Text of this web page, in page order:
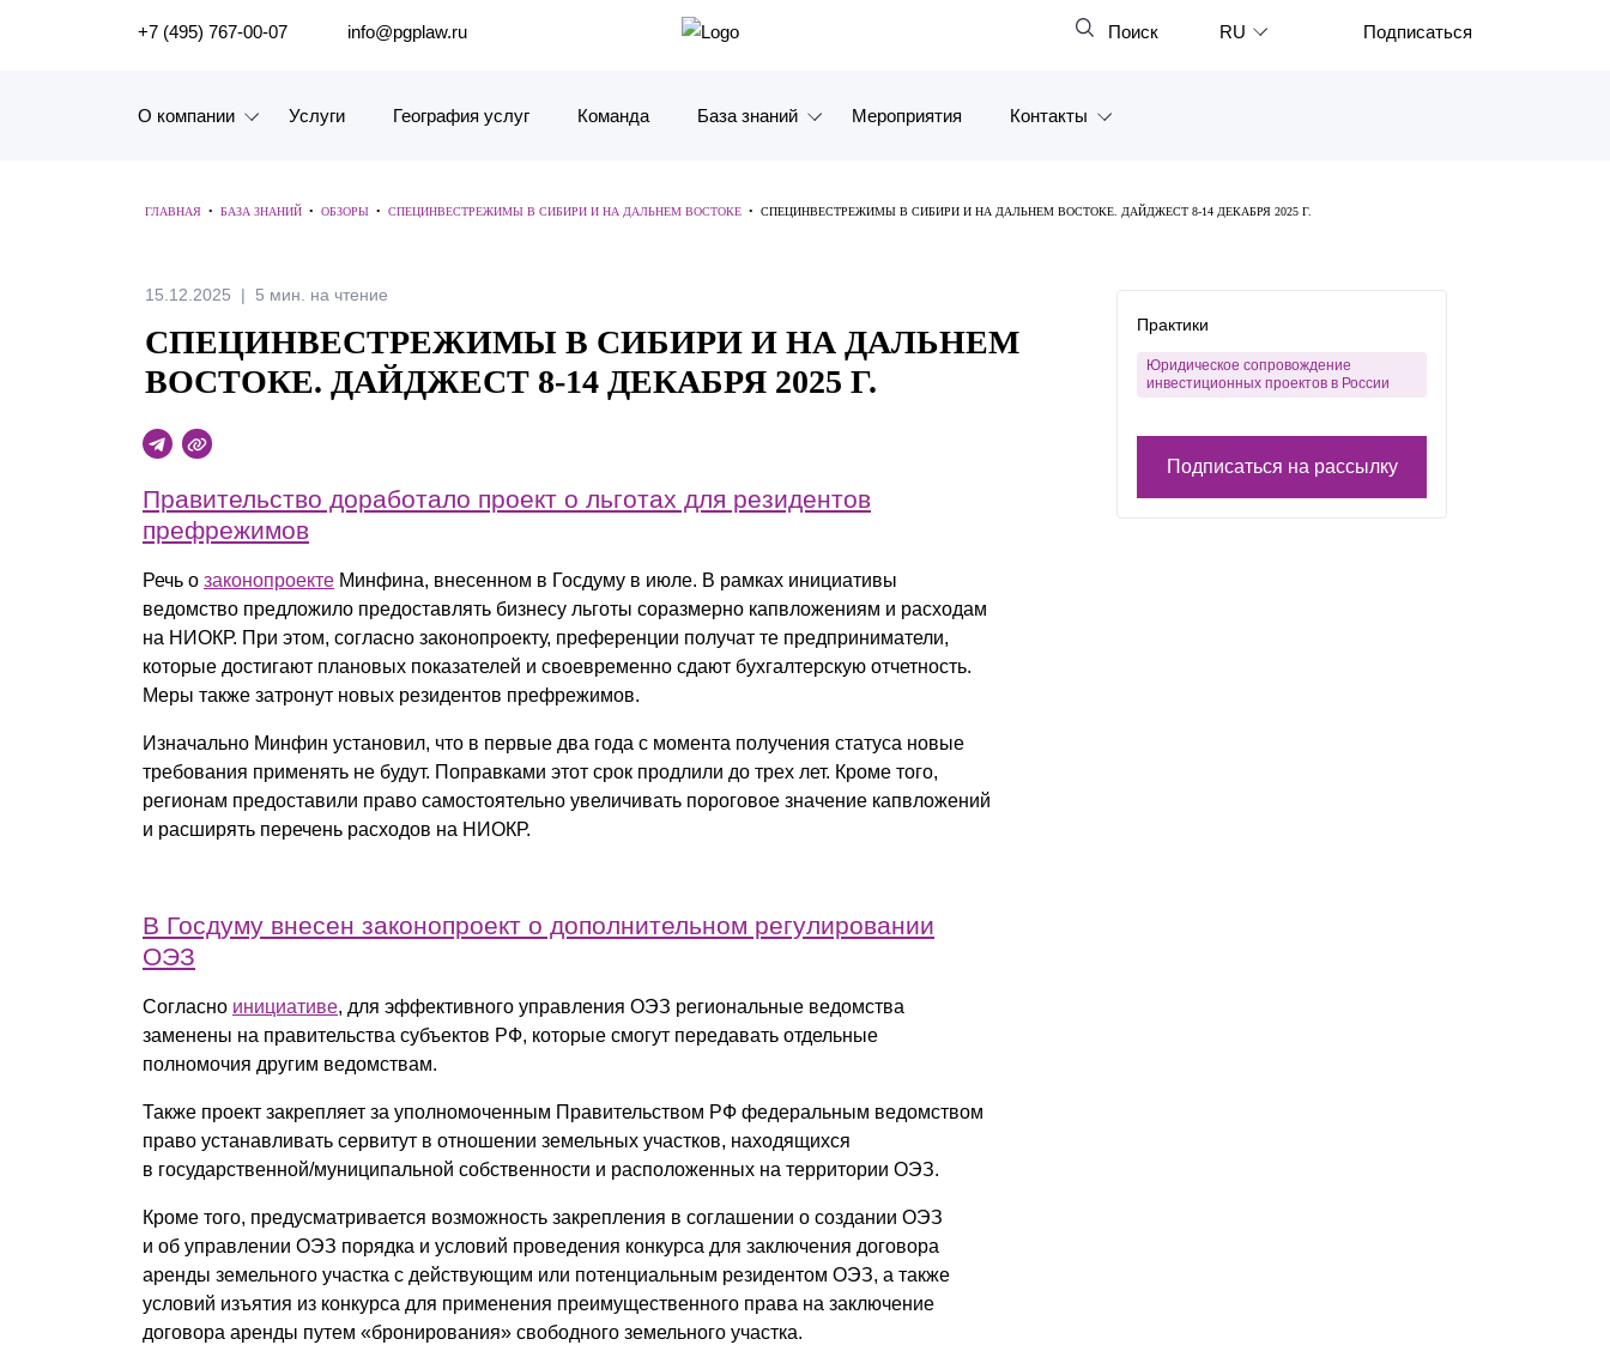
ПОИСК ПО САЙТУ Закрыть
+7 (495) 767-00-07 info@pgplaw.ru Поиск RU
Français
Português
Türkçe
Подписаться
О компании
Наш опыт
Рейтинги, Награды, Цифры
Карьера
История компании
Обращение Управляющего
Партнера
Социальная
ответственность
Услуги География услуг Команда База знаний
Видео
Антикризисный инфопортал
Брошюры
Мероприятия Контакты
Владивосток
ГЛАВНАЯ • БАЗА ЗНАНИЙ • ОБЗОРЫ • СПЕЦИНВЕСТРЕЖИМЫ В СИБИРИ И НА ДАЛЬНЕМ ВОСТОКЕ • СПЕЦИНВЕСТРЕЖИМЫ В СИБИРИ И НА ДАЛЬНЕМ ВОСТОКЕ. ДАЙДЖЕСТ 8-14 ДЕКАБРЯ 2025 Г.
15.12.2025 5 мин. на чтение
СПЕЦИНВЕСТРЕЖИМЫ В СИБИРИ И НА ДАЛЬНЕМ
ВОСТОКЕ. ДАЙДЖЕСТ 8-14 ДЕКАБРЯ 2025 Г.
Правительство доработало проект о льготах для резидентов
префрежимов
Речь о законопроекте Минфина, внесенном в Госдуму в июле. В рамках инициативы
ведомство предложило предоставлять бизнесу льготы соразмерно капвложениям и расходам
на НИОКР. При этом, согласно законопроекту, преференции получат те предприниматели,
которые достигают плановых показателей и своевременно сдают бухгалтерскую отчетность.
Меры также затронут новых резидентов префрежимов.
Изначально Минфин установил, что в первые два года с момента получения статуса новые
требования применять не будут. Поправками этот срок продлили до трех лет. Кроме того,
регионам предоставили право самостоятельно увеличивать пороговое значение капвложений
и расширять перечень расходов на НИОКР.
В Госдуму внесен законопроект о дополнительном регулировании
ОЭЗ
Согласно инициативе, для эффективного управления ОЭЗ региональные ведомства
заменены на правительства субъектов РФ, которые смогут передавать отдельные
полномочия другим ведомствам.
Также проект закрепляет за уполномоченным Правительством РФ федеральным ведомством
право устанавливать сервитут в отношении земельных участков, находящихся
в государственной/муниципальной собственности и расположенных на территории ОЭЗ.
Кроме того, предусматривается возможность закрепления в соглашении о создании ОЭЗ
и об управлении ОЭЗ порядка и условий проведения конкурса для заключения договора
аренды земельного участка с действующим или потенциальным резидентом ОЭЗ, а также
условий изъятия из конкурса для применения преимущественного права на заключение
договора аренды путем «бронирования» свободного земельного участка.
Практики
Юридическое сопровождение
инвестиционных проектов в России
Подписаться на рассылку